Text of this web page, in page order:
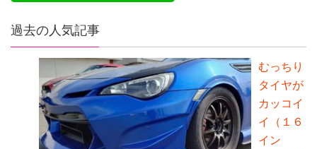
過去の人気記事
むっちり
タイヤが
カッコイ
イ（１６
イン